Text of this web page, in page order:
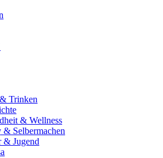
Trinken
& Wellness
& Selbermachen
& Jugend